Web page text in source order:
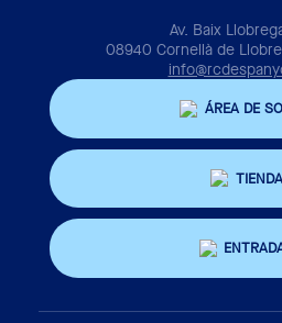
Av. Baix
08940 Cornellà de
ÁREA DE
TIENDA